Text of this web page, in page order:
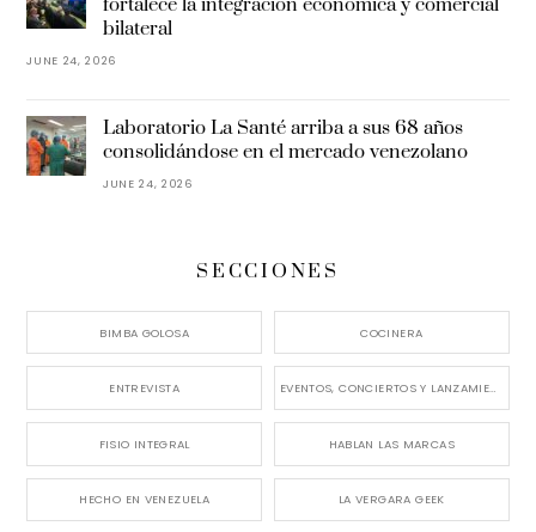
fortalece la integración económica y comercial
bilateral
JUNE 24, 2026
Laboratorio La Santé arriba a sus 68 años
consolidándose en el mercado venezolano
JUNE 24, 2026
SECCIONES
BIMBA GOLOSA COCINERA
ENTREVISTA EVENTOS, CONCIERTOS Y LANZAMIENTOS
FISIO INTEGRAL HABLAN LAS MARCAS
HECHO EN VENEZUELA LA VERGARA GEEK